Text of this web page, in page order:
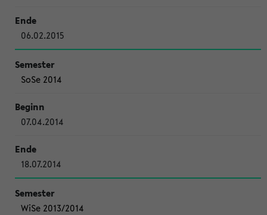
06.02.2015
SoSe 2014
07.04.2014
18.07.2014
WiSe 2013/2014